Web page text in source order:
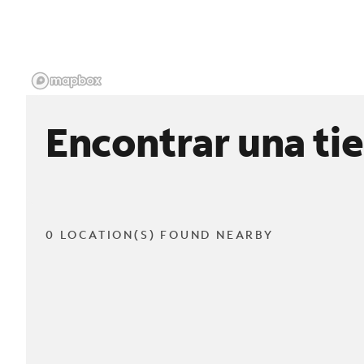
Encontrar una
0 LOCATION(S) FOUND NEARBY